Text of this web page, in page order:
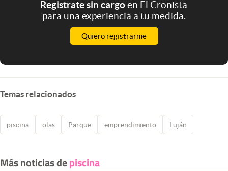
Registrate sin cargoen El Cronista
para una experiencia a tu medida.
Quiero registrarme
Temas relacionados
piscina olas Parque emprendimiento Luján
Más noticias depiscina